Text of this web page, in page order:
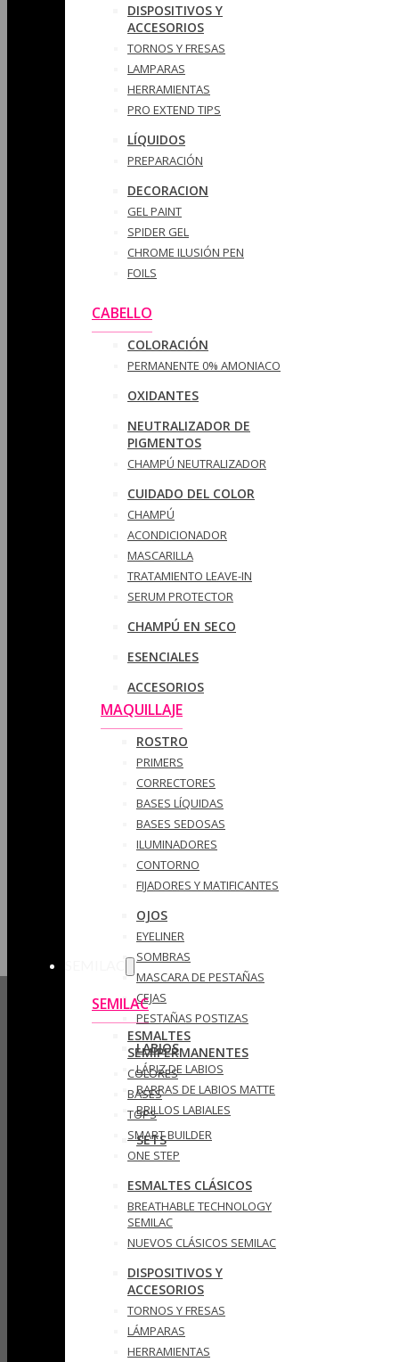
DISPOSITIVOS Y
ACCESORIOS
TORNOS Y FRESAS
LAMPARAS
HERRAMIENTAS
PRO EXTEND TIPS
LÍQUIDOS
PREPARACIÓN
DECORACION
GEL PAINT
SPIDER GEL
CHROME ILUSIÓN PEN
FOILS
CABELLO
COLORACIÓN
PERMANENTE 0% AMONIACO
OXIDANTES
NEUTRALIZADOR DE
PIGMENTOS
CHAMPÚ NEUTRALIZADOR
CUIDADO DEL COLOR
CHAMPÚ
ACONDICIONADOR
MASCARILLA
TRATAMIENTO LEAVE-IN
SERUM PROTECTOR
CHAMPÚ EN SECO
ESENCIALES
ACCESORIOS
MAQUILLAJE
ROSTRO
PRIMERS
CORRECTORES
BASES LÍQUIDAS
BASES SEDOSAS
ILUMINADORES
CONTORNO
FIJADORES Y MATIFICANTES
OJOS
EYELINER
SOMBRAS
MASCARA DE PESTAÑAS
CEJAS
PESTAÑAS POSTIZAS
LABIOS
LÁPIZ DE LABIOS
BARRAS DE LABIOS MATTE
BRILLOS LABIALES
SETS
SEMILAC
ESMALTES
SEMIPERMANENTES
COLORES
BASES
TOPS
SMART BUILDER
ONE STEP
ESMALTES CLÁSICOS
BREATHABLE TECHNOLOGY
SEMILAC
NUEVOS CLÁSICOS SEMILAC
DISPOSITIVOS Y
ACCESORIOS
TORNOS Y FRESAS
LÁMPARAS
HERRAMIENTAS